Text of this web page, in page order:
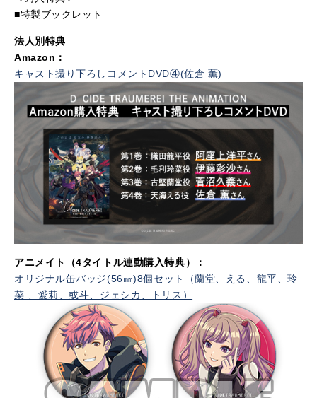
■特製ブックレット
法人別特典
Amazon：
キャスト撮り下ろしコメントDVD④(佐倉 薫)
アニメイト（4タイトル連動購入特典）：
オリジナル缶バッジ(56㎜)8個セット（蘭堂、える、龍平、玲
菜 、愛莉、或斗、ジェシカ、トリス）